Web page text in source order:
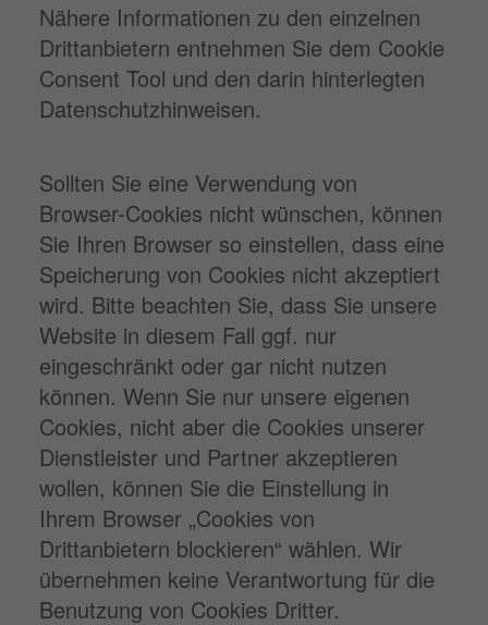
Nähere Informationen zu den einzelnen
Drittanbietern entnehmen Sie dem Cookie
Consent Tool und den darin hinterlegten
Datenschutzhinweisen.
Sollten Sie eine Verwendung von
Browser-Cookies nicht wünschen, können
Sie Ihren Browser so einstellen, dass eine
Speicherung von Cookies nicht akzeptiert
wird. Bitte beachten Sie, dass Sie unsere
Website in diesem Fall ggf. nur
eingeschränkt oder gar nicht nutzen
können. Wenn Sie nur unsere eigenen
Cookies, nicht aber die Cookies unserer
Dienstleister und Partner akzeptieren
wollen, können Sie die Einstellung in
Ihrem Browser „Cookies von
Drittanbietern blockieren“ wählen. Wir
übernehmen keine Verantwortung für die
Benutzung von Cookies Dritter.